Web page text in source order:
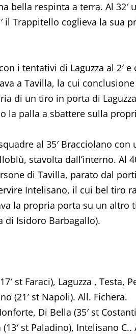
bella respinta a terra. Al 32′
Trappitello coglieva la sua
i tentativi di Laguzza al 2′ e
a Tavilla, la cui
di un tiro in porta di
la palla a sbattere sulla
al 35′ Bracciolano con
stavolta dall’interno. Al
di Tavilla, parato dal
Intelisano, il cui bel tiro
la propria porta su un altro
di Isidoro Barbagallo).
st Faraci), Laguzza , Testa,
(21′ st Napoli). All. Fichera.
Di Bella (35′ st
st Paladino), Intelisano C..